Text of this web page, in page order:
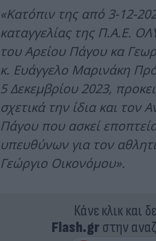
«Κατόπιν της από 3-12-
καταγγελίας της Π.Α.Ε.
του Αρείου Πάγου κα
κ. Ευάγγελο Μαρινάκη
5 Δεκεμβρίου 2023,
σχετικά την ίδια και τον
Πάγου που ασκεί
υπευθύνων για τον
Γεώργιο Οικονόμου».
Κάνε κλικ και
Flash.grστην